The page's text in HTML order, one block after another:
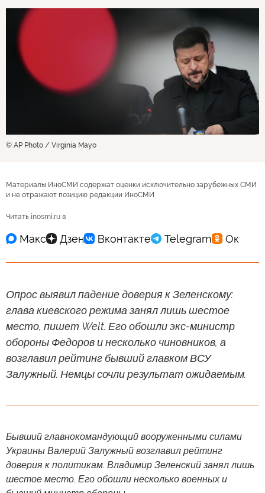
© AP Photo / Virginia Mayo
Материалы ИноСМИ содержат оценки исключительно зарубежных СМИ
и не отражают позицию редакции ИноСМИ
Читать inosmi.ru в
Опрос выявил падение доверия к Зеленскому:
глава киевского режима занял лишь шестое
место, пишет Welt. Его обошли экс-министр
обороны Федоров и несколько чиновников, а
возглавил рейтинг бывший главком ВСУ
Залужный. Немцы сочли результат ожидаемым.
Бывший главнокомандующий вооруженными силами
Украины Валерий Залужный возглавил рейтинг
доверия к политикам. Владимир Зеленский занял лишь
шестое место. Его обошли несколько военных и